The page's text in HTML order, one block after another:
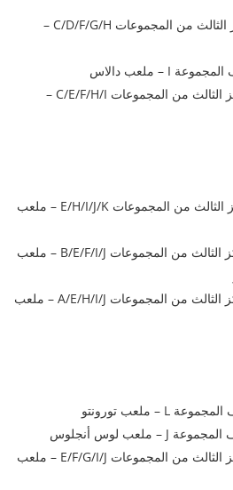
متصدر المجموعة I ضد المركز الثالث من المجموعات C/D/F/G/H –
متصدر المجموعة A ضد المركز الثالث من المجموعات C/E/F/H/I –
متصدر المجموعة L ضد المركز الثالث من المجموعات E/H/I/J/K – ملعب
متصدر المجموعة D ضد المركز الثالث من المجموعات B/E/F/I/J – ملعب
متصدر المجموعة G ضد المركز الثالث من المجموعات A/E/H/I/J – ملعب
متصدر المجموعة B ضد المركز الثالث من المجموعات E/F/G/I/J – ملعب